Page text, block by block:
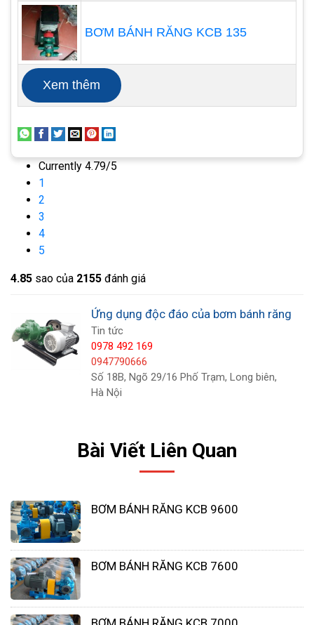
được cài đặt / gỡ bỏ như một bộ. Trong các ứng
dụng có độ nhớt cao, các ứng dụng mà chất lỏng
đông đặc hoặc trong các máy bơm rất lớn, đây
thực sự là một bất lợi lớn. Hoạt động của bơm
bánh răng ngoài khá đơn giản. Chất lỏng đi vào
phía hút của bơm và được hút vào các khoang mở
của răng bánh răng không nối lưới. Chất lỏng được
vận chuyển trong các khoang này xung quanh bên
ngoài trục bánh răng đến cửa xả. Các răng bánh
răng chia lưới đẩy chất lỏng ra khỏi khoang vào
dòng áp lực.
Về mặt lý thuyết, tốc độ dòng chảy trong bơm
chuyển tích cực không phụ thuộc vào áp suất. Tuy
nhiên, không hiệu quả thể tích, hoặc trượt, vốn có
BƠM BÁNH RĂNG KCB 135
Xem thêm
Currently 4.79/5
1
2
3
4
5
4.85 sao của 2155 đánh giá
Ứng dụng độc đáo của bơm bánh răng
Tin tức
0978 492 169
0947790666
Số 18B, Ngõ 29/16 Phố Trạm, Long biên,
Hà Nội
Bài Viết Liên Quan
BƠM BÁNH RĂNG KCB 9600
BƠM BÁNH RĂNG KCB 7600